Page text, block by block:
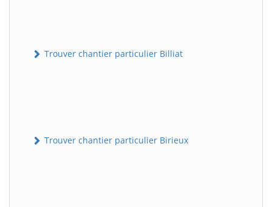
Trouver chantier particulier Billiat
Trouver chantier particulier Birieux